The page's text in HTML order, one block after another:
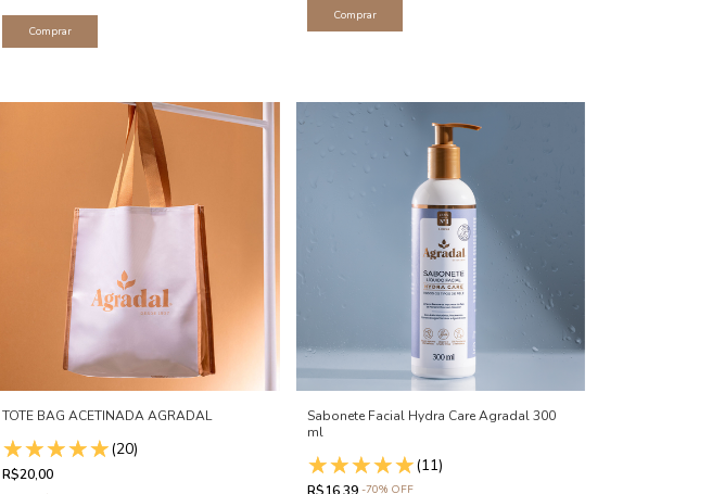
TOTE BAG ACETINADA AGRADAL
(20)
R$20,00
Sabonete Facial Hydra Care Agradal 300
ml
(11)
R$16,39 -70% OFF